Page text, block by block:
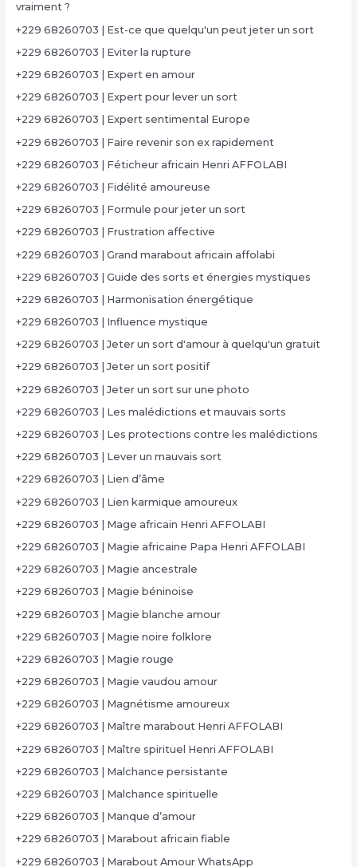
vraiment ?
+229 68260703 | Est-ce que quelqu'un peut jeter un sort
+229 68260703 | Eviter la rupture
+229 68260703 | Expert en amour
+229 68260703 | Expert pour lever un sort
+229 68260703 | Expert sentimental Europe
+229 68260703 | Faire revenir son ex rapidement
+229 68260703 | Féticheur africain Henri AFFOLABI
+229 68260703 | Fidélité amoureuse
+229 68260703 | Formule pour jeter un sort
+229 68260703 | Frustration affective
+229 68260703 | Grand marabout africain affolabi
+229 68260703 | Guide des sorts et énergies mystiques
+229 68260703 | Harmonisation énergétique
+229 68260703 | Influence mystique
+229 68260703 | Jeter un sort d'amour à quelqu'un gratuit
+229 68260703 | Jeter un sort positif
+229 68260703 | Jeter un sort sur une photo
+229 68260703 | Les malédictions et mauvais sorts
+229 68260703 | Les protections contre les malédictions
+229 68260703 | Lever un mauvais sort
+229 68260703 | Lien d’âme
+229 68260703 | Lien karmique amoureux
+229 68260703 | Mage africain Henri AFFOLABI
+229 68260703 | Magie africaine Papa Henri AFFOLABI
+229 68260703 | Magie ancestrale
+229 68260703 | Magie béninoise
+229 68260703 | Magie blanche amour
+229 68260703 | Magie noire folklore
+229 68260703 | Magie rouge
+229 68260703 | Magie vaudou amour
+229 68260703 | Magnétisme amoureux
+229 68260703 | Maître marabout Henri AFFOLABI
+229 68260703 | Maître spirituel Henri AFFOLABI
+229 68260703 | Malchance persistante
+229 68260703 | Malchance spirituelle
+229 68260703 | Manque d’amour
+229 68260703 | Marabout africain fiable
+229 68260703 | Marabout Amour WhatsApp